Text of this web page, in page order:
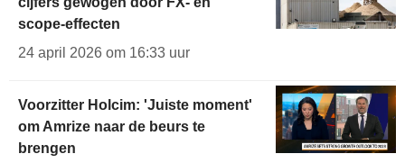
scope-effecten
24 april 2026 om 16:33 uur
Voorzitter Holcim: 'Juiste moment'
om Amrize naar de beurs te
brengen